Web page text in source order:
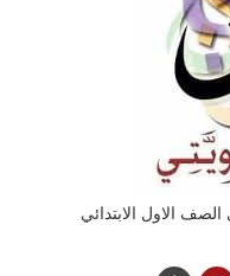
الاول الابتدائي